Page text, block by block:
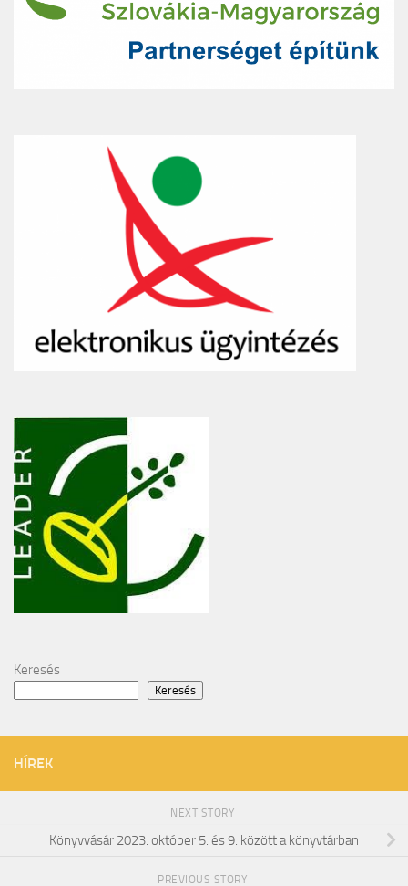
Keresés
Keresés
HÍREK
NEXT STORY
Könyvvásár 2023. október 5. és 9. között a könyvtárban
PREVIOUS STORY